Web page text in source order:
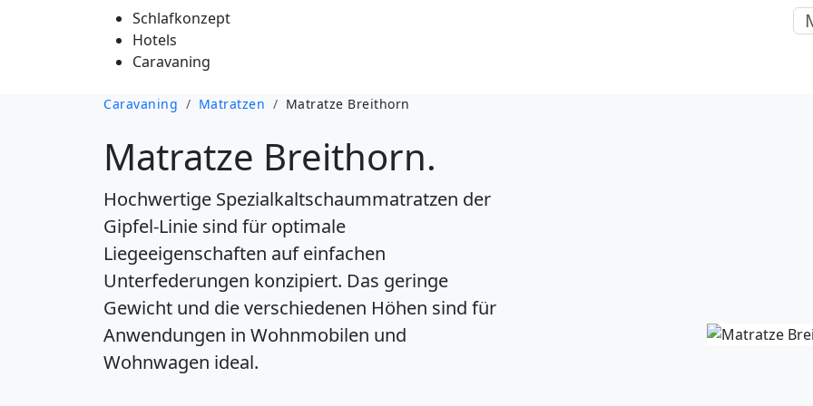
Schlafkonzept
Hotels
Caravaning
Caravaning / Matratzen / Matratze Breithorn
Matratze Breithorn.
Hochwertige Spezialkaltschaummatratzen der
Gipfel-Linie sind für optimale
Liegeeigenschaften auf einfachen
Unterfederungen konzipiert. Das geringe
Gewicht und die verschiedenen Höhen sind für
Anwendungen in Wohnmobilen und
Wohnwagen ideal.